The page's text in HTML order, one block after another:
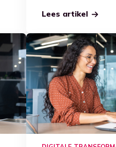
Lees artikel